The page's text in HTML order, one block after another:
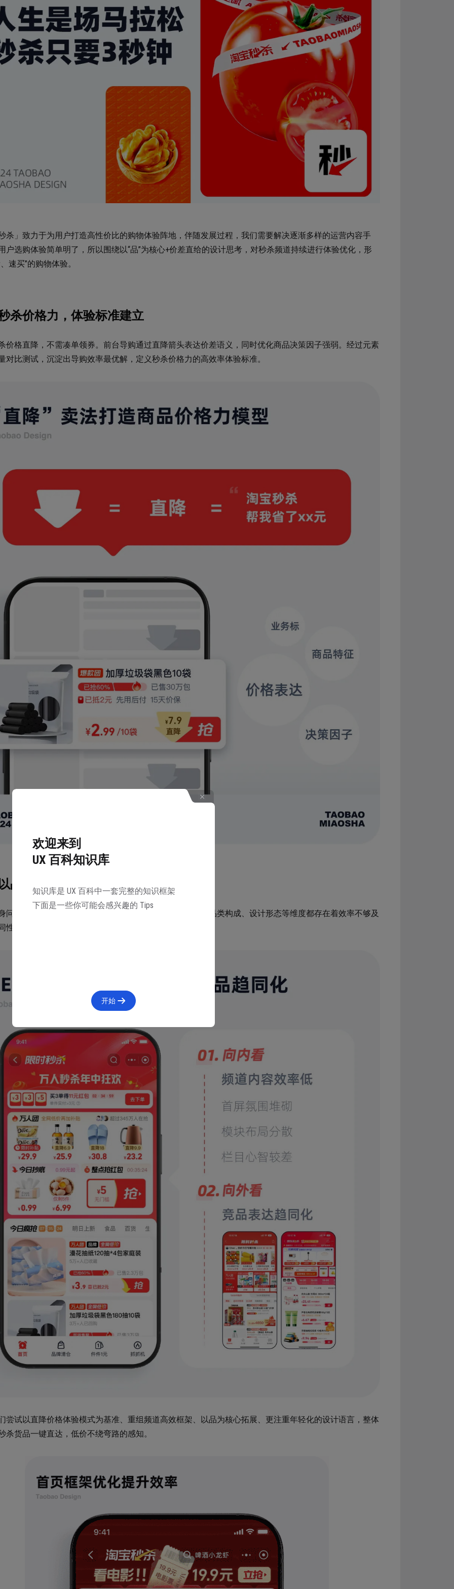
杀」致力于为用户打造高性价比的购物体验阵地，伴随发展过程，我们需要解决逐渐多样的运营内容手
户选购体验简单明了，所以围绕以“品”为核心+价差直给的设计思考，对秒杀频道持续进行体验优化，形
速买”的购物体验。
杀价格力，体验标准建立
价格直降，不需凑单领券。前台导购通过直降箭头表达价差语义，同时优化商品决策因子强弱。经过元素
对比测试，沉淀出导购效率最优解，定义秒杀价格力的高效率体验标准。
品为中心的频道体验升级
问题洞察和竞品分析，我们发现在业务承载、内容效率、品类构成、设计形态等维度都存在着效率不够及
性的系列问题。
尝试以直降价格体验模式为基准、重组频道高效框架、以品为核心拓展、更注重年轻化的设计语言，整体
杀货品一键直达，低价不绕弯路的感知。
欢迎来到
UX 百科知识库
知识库是 UX 百科中一套完整的知识框架
下面是一些你可能会感兴趣的 Tips
开始